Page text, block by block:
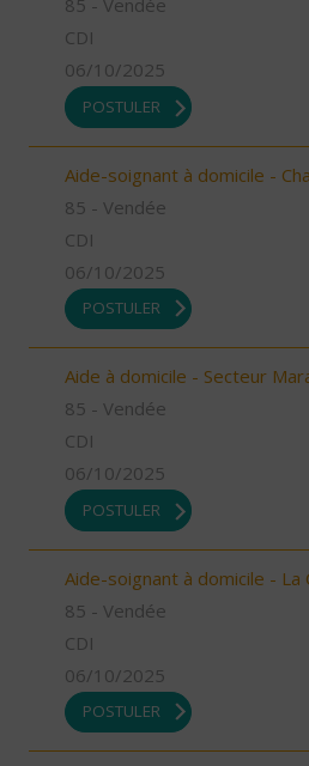
85 - Vendée
CDI
06/10/2025
POSTULER
Aide-soignant à domicile -
85 - Vendée
CDI
06/10/2025
POSTULER
Aide à domicile - Secteur
85 - Vendée
CDI
06/10/2025
POSTULER
Aide-soignant à domicile - La
85 - Vendée
CDI
06/10/2025
POSTULER